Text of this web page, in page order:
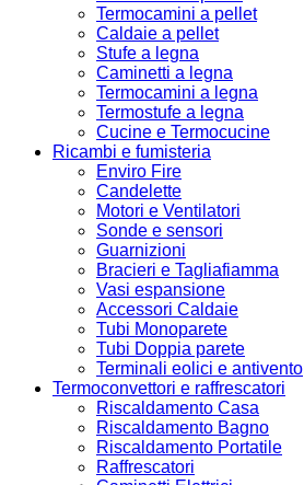
Termocamini a pellet
Caldaie a pellet
Stufe a legna
Caminetti a legna
Termocamini a legna
Termostufe a legna
Cucine e Termocucine
Ricambi e fumisteria
Enviro Fire
Candelette
Motori e Ventilatori
Sonde e sensori
Guarnizioni
Bracieri e Tagliafiamma
Vasi espansione
Accessori Caldaie
Tubi Monoparete
Tubi Doppia parete
Terminali eolici e antivento
Termoconvettori e raffrescatori
Riscaldamento Casa
Riscaldamento Bagno
Riscaldamento Portatile
Raffrescatori